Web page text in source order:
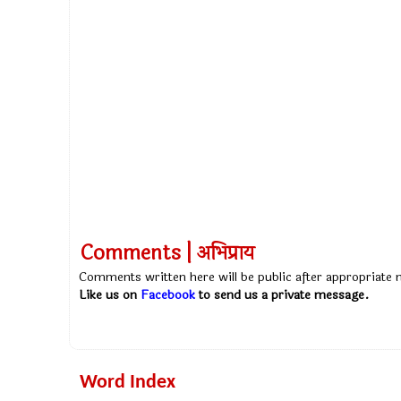
Comments | अभिप्राय
Comments written here will be public after appropriate
Like us on Facebookto send us a private message.
Word Index